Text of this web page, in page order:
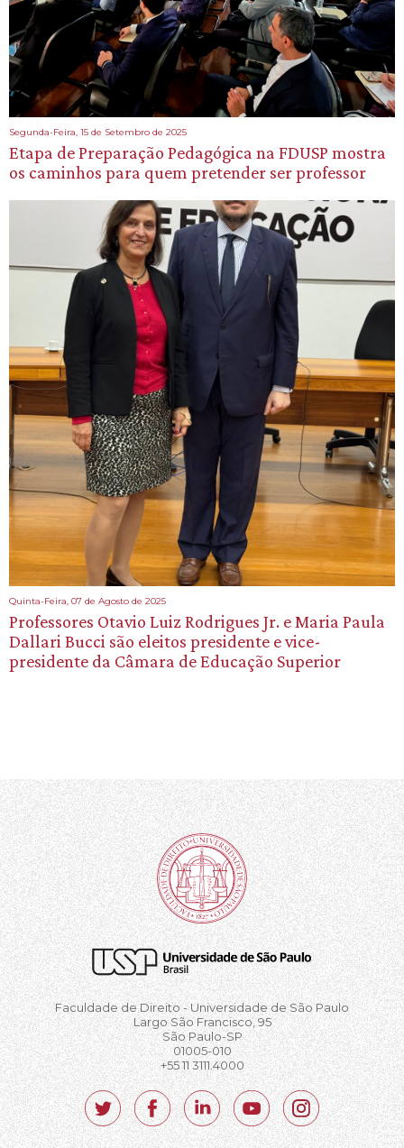
Segunda-Feira, 15 de Setembro de 2025
Etapa de Preparação Pedagógica na FDUSP mostra
os caminhos para quem pretender ser professor
Quinta-Feira, 07 de Agosto de 2025
Professores Otavio Luiz Rodrigues Jr. e Maria Paula
Dallari Bucci são eleitos presidente e vice-
presidente da Câmara de Educação Superior
Faculdade de Direito - Universidade de São Paulo
Largo São Francisco, 95
São Paulo-SP
01005-010
+55 11 3111.4000